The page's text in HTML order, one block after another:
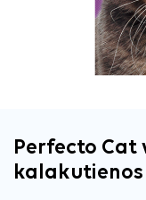
Perfecto Cat
kalakutienos